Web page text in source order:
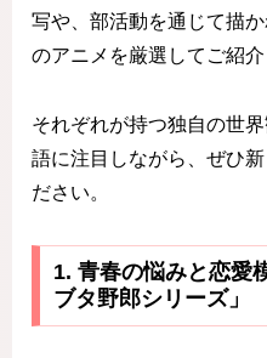
写や、部活動を通じて描
のアニメを厳選してご紹介
それぞれが持つ独自の世
語に注目しながら、ぜひ
ださい。
1. 青春の悩みと恋愛
ブタ野郎シリーズ」